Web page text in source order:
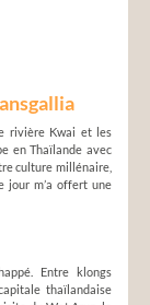
rivière Kwai et les
en Thaïlande avec
culture millénaire,
jour m’a offert une
Entre klongs
thaïlandaise